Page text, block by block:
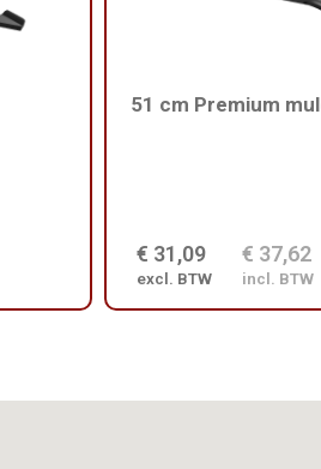
51 cm Premium
€ 31,09
excl. BTW
€ 37,62
incl. BTW